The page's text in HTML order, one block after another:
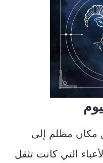
مكان مظلم إلى
التي كانت تثقل